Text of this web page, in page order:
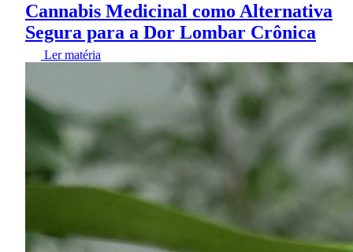
Cannabis Medicinal como Alternativa
Segura para a Dor Lombar Crônica
Ler matéria